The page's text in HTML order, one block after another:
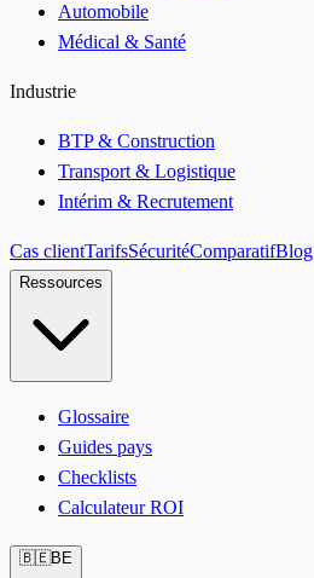
Automobile
Médical & Santé
Industrie
BTP & Construction
Transport & Logistique
Intérim & Recrutement
Cas clientTarifsSécuritéComparatifBlog
Ressources
Glossaire
Guides pays
Checklists
Calculateur ROI
🇧🇪BE